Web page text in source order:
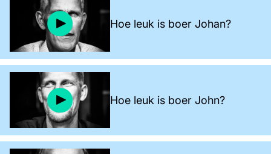
Hoe leuk is boer Johan?
Hoe leuk is boer John?